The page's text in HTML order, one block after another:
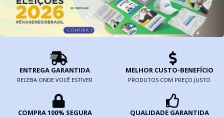
ENTREGA GARANTIDA
RECEBA ONDE VOCÊ ESTIVER
MELHOR CUSTO-BENEFÍCIO
PRODUTOS COM PREÇO JUSTO
COMPRA 100% SEGURA QUALIDADE GARANTIDA